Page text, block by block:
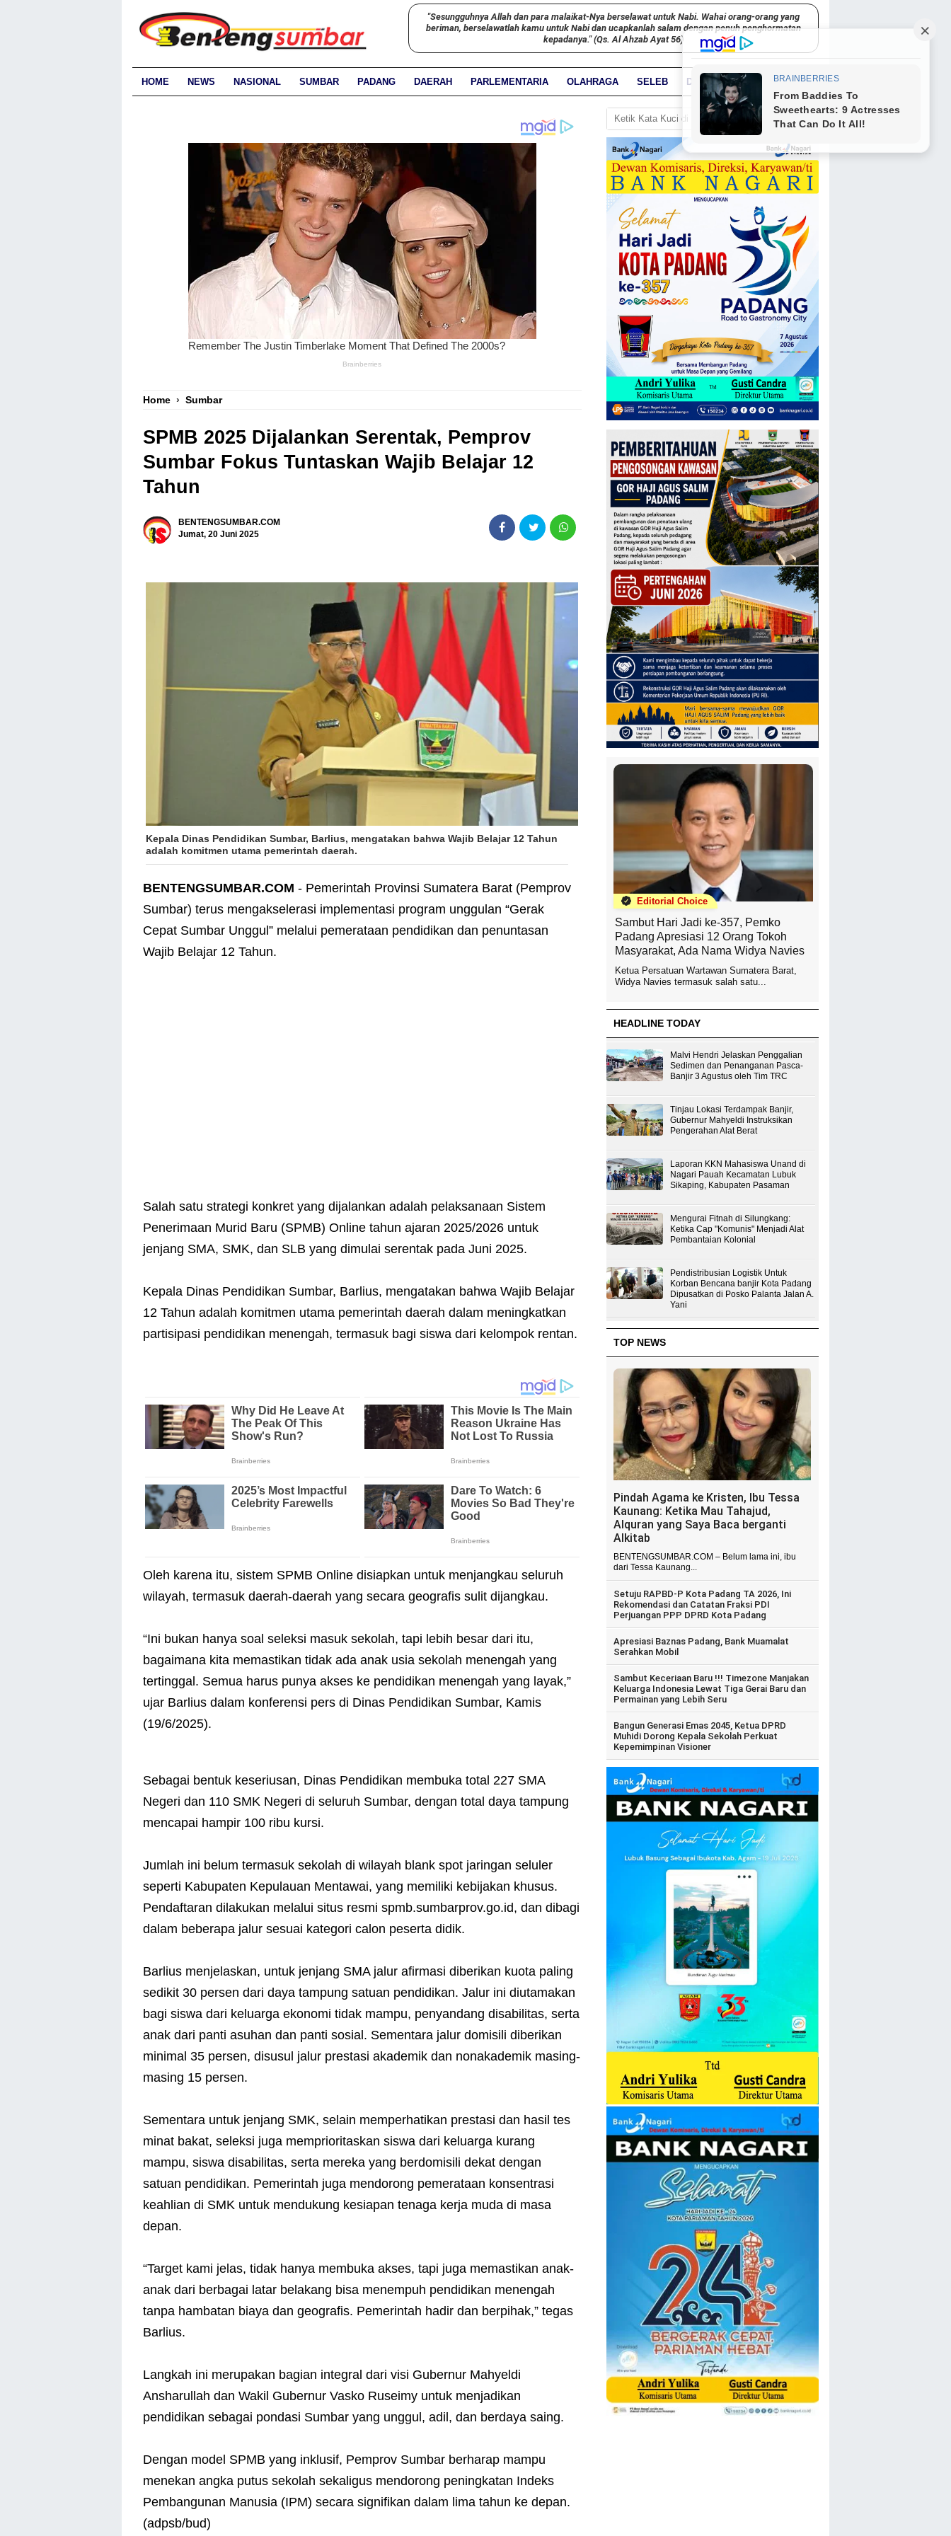
"Sesungguhnya Allah dan para malaikat-Nya berselawat untuk Nabi. Wahai orang-orang yang
beriman, berselawatlah kamu untuk Nabi dan ucapkanlah salam dengan penuh penghormatan
kepadanya." (Qs. Al Ahzab Ayat 56)
HOME NEWS NASIONAL SUMBAR PADANG DAERAH PARLEMENTARIA OLAHRAGA SELEB DUNIA PARIWARA
Home › Sumbar
SPMB 2025 Dijalankan Serentak, Pemprov
Sumbar Fokus Tuntaskan Wajib Belajar 12
Tahun
BENTENGSUMBAR.COM
Jumat, 20 Juni 2025
Kepala Dinas Pendidikan Sumbar, Barlius, mengatakan bahwa Wajib Belajar 12 Tahun
adalah komitmen utama pemerintah daerah.
BENTENGSUMBAR.COM - Pemerintah Provinsi Sumatera Barat (Pemprov
Sumbar) terus mengakselerasi implementasi program unggulan “Gerak
Cepat Sumbar Unggul” melalui pemerataan pendidikan dan penuntasan
Wajib Belajar 12 Tahun.
Salah satu strategi konkret yang dijalankan adalah pelaksanaan Sistem
Penerimaan Murid Baru (SPMB) Online tahun ajaran 2025/2026 untuk
jenjang SMA, SMK, dan SLB yang dimulai serentak pada Juni 2025.
Kepala Dinas Pendidikan Sumbar, Barlius, mengatakan bahwa Wajib Belajar
12 Tahun adalah komitmen utama pemerintah daerah dalam meningkatkan
partisipasi pendidikan menengah, termasuk bagi siswa dari kelompok rentan.
Oleh karena itu, sistem SPMB Online disiapkan untuk menjangkau seluruh
wilayah, termasuk daerah-daerah yang secara geografis sulit dijangkau.
“Ini bukan hanya soal seleksi masuk sekolah, tapi lebih besar dari itu,
bagaimana kita memastikan tidak ada anak usia sekolah menengah yang
tertinggal. Semua harus punya akses ke pendidikan menengah yang layak,”
ujar Barlius dalam konferensi pers di Dinas Pendidikan Sumbar, Kamis
(19/6/2025).
Sebagai bentuk keseriusan, Dinas Pendidikan membuka total 227 SMA
Negeri dan 110 SMK Negeri di seluruh Sumbar, dengan total daya tampung
mencapai hampir 100 ribu kursi.
Jumlah ini belum termasuk sekolah di wilayah blank spot jaringan seluler
seperti Kabupaten Kepulauan Mentawai, yang memiliki kebijakan khusus.
Pendaftaran dilakukan melalui situs resmi spmb.sumbarprov.go.id, dan dibagi
dalam beberapa jalur sesuai kategori calon peserta didik.
Barlius menjelaskan, untuk jenjang SMA jalur afirmasi diberikan kuota paling
sedikit 30 persen dari daya tampung satuan pendidikan. Jalur ini diutamakan
bagi siswa dari keluarga ekonomi tidak mampu, penyandang disabilitas, serta
anak dari panti asuhan dan panti sosial. Sementara jalur domisili diberikan
minimal 35 persen, disusul jalur prestasi akademik dan nonakademik masing-
masing 15 persen.
Sementara untuk jenjang SMK, selain memperhatikan prestasi dan hasil tes
minat bakat, seleksi juga memprioritaskan siswa dari keluarga kurang
mampu, siswa disabilitas, serta mereka yang berdomisili dekat dengan
satuan pendidikan. Pemerintah juga mendorong pemerataan konsentrasi
keahlian di SMK untuk mendukung kesiapan tenaga kerja muda di masa
depan.
“Target kami jelas, tidak hanya membuka akses, tapi juga memastikan anak-
anak dari berbagai latar belakang bisa menempuh pendidikan menengah
tanpa hambatan biaya dan geografis. Pemerintah hadir dan berpihak,” tegas
Barlius.
Langkah ini merupakan bagian integral dari visi Gubernur Mahyeldi
Ansharullah dan Wakil Gubernur Vasko Ruseimy untuk menjadikan
pendidikan sebagai pondasi Sumbar yang unggul, adil, dan berdaya saing.
Dengan model SPMB yang inklusif, Pemprov Sumbar berharap mampu
menekan angka putus sekolah sekaligus mendorong peningkatan Indeks
Pembangunan Manusia (IPM) secara signifikan dalam lima tahun ke depan.
(adpsb/bud)
GO
Editorial Choice
Sambut Hari Jadi ke-357, Pemko
Padang Apresiasi 12 Orang Tokoh
Masyarakat, Ada Nama Widya Navies
Ketua Persatuan Wartawan Sumatera Barat,
Widya Navies termasuk salah satu...
HEADLINE TODAY
Malvi Hendri Jelaskan Penggalian
Sedimen dan Penanganan Pasca-
Banjir 3 Agustus oleh Tim TRC
Tinjau Lokasi Terdampak Banjir,
Gubernur Mahyeldi Instruksikan
Pengerahan Alat Berat
Laporan KKN Mahasiswa Unand di
Nagari Pauah Kecamatan Lubuk
Sikaping, Kabupaten Pasaman
Mengurai Fitnah di Silungkang:
Ketika Cap "Komunis" Menjadi Alat
Pembantaian Kolonial
Pendistribusian Logistik Untuk
Korban Bencana banjir Kota Padang
Dipusatkan di Posko Palanta Jalan A.
Yani
TOP NEWS
Pindah Agama ke Kristen, Ibu Tessa
Kaunang: Ketika Mau Tahajud,
Alquran yang Saya Baca berganti
Alkitab
BENTENGSUMBAR.COM – Belum lama ini, ibu
dari Tessa Kaunang...
Setuju RAPBD-P Kota Padang TA 2026, Ini
Rekomendasi dan Catatan Fraksi PDI
Perjuangan PPP DPRD Kota Padang
Apresiasi Baznas Padang, Bank Muamalat
Serahkan Mobil
Sambut Keceriaan Baru !!! Timezone Manjakan
Keluarga Indonesia Lewat Tiga Gerai Baru dan
Permainan yang Lebih Seru
Bangun Generasi Emas 2045, Ketua DPRD
Muhidi Dorong Kepala Sekolah Perkuat
Kepemimpinan Visioner